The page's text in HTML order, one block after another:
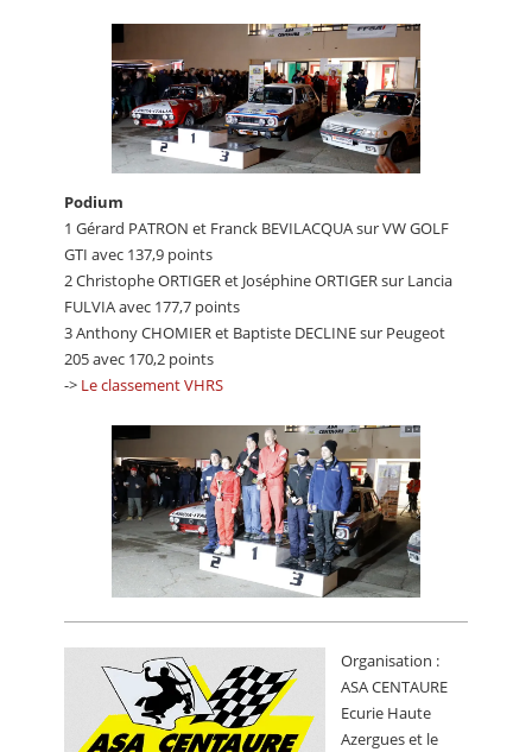
Podium
1 Gérard PATRON et Franck BEVILACQUA sur VW GOLF
GTI avec 137,9 points
2 Christophe ORTIGER et Joséphine ORTIGER sur Lancia
FULVIA avec 177,7 points
3 Anthony CHOMIER et Baptiste DECLINE sur Peugeot
205 avec 170,2 points
-> Le classement VHRS
Organisation :
ASA CENTAURE
Ecurie Haute
Azergues et le